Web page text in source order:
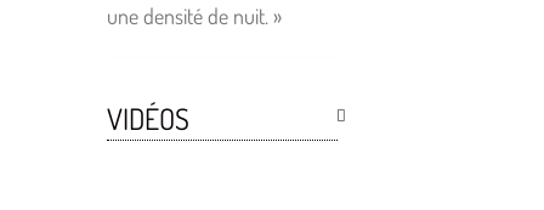
une densité de nuit. »
VIDÉOS